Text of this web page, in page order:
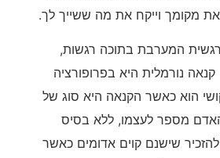
מקומך וייקח את מה ששייך לך.
המערבת בתוכה רגשות,
נורמלית היא בפרופורציה
הוא כאשר הקנאה היא סוג של
מספר לעצמו, ללא בסיס
שישנם קוים אדומים כאשר